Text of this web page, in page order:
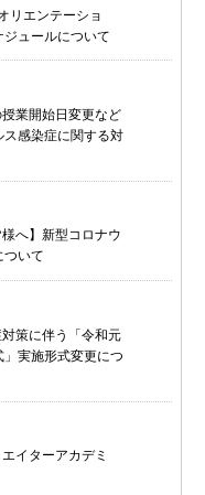
リエンテーショ
ュールについて
授業開始日変更など
感染症に関する対
様へ】新型コロナウ
ついて
策に伴う「令和元
実施形式変更につ
イターアカデミ